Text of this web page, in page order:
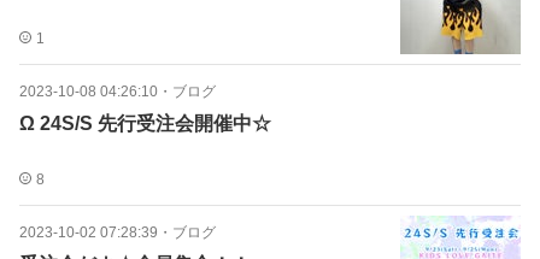
1
2023-10-08 04:26:10 ・ ブログ
Ω 24S/S 先行受注会開催中☆
8
2023-10-02 07:28:39 ・ ブログ